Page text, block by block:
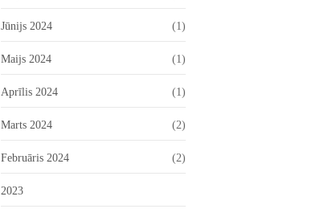
Jūnijs 2024 (1)
Maijs 2024 (1)
Aprīlis 2024 (1)
Marts 2024 (2)
Februāris 2024 (2)
2023